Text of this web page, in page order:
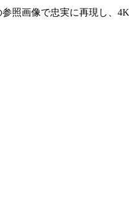
照画像で忠実に再現し、